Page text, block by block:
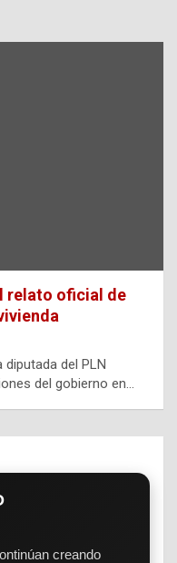
relato oficial de
del PLN
del gobierno en…
creando